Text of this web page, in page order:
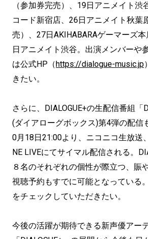
（参加券完売）、19日アニメイト渋
コード新宿店、26日アニメイト秋葉
売）、27日AKIHABARAゲーマーズ
日アニメイト渋谷。出演メンバーや
は公式HP（https://dialogue-music.jp
きたい。
さらに、DIALOGUE+の生配信番組「
(ダイアローグボックス)第4弾の配信
0月18日21:00より、ニコニコ生放送
NE LIVEにてサイマル配信される。
８名のそれぞれの個性が際立つ、賑
視聴予約もすでに可能となっている
をチェックしていただきたい。
今後の活躍が期待できる新声優アー